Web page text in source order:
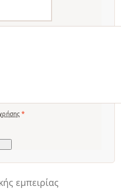
εμπειρίας
*